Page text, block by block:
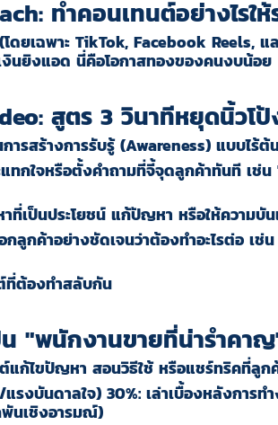
ทำคอนเทนต์อย่างไรใ
ยเฉพาะ TikTok, Facebook Reels,
นยิงแอด นี่คือโอกาสทองของคนงบน้อย
สูตร 3 วินาทีหยุดนิ้วโป้
รสร้างการรับรู้ (Awareness) แบบไร้
ทกใจหรือตั้งคำถามที่จี้จุดลูกค้าทันที เช่
ที่เป็นประโยชน์ แก้ปัญหา หรือให้ความบัน
กลูกค้าอย่างชัดเจนว่าต้องทำอะไรต่อ เช่
ที่ต้องทำสลับกัน
"พนักงานขายที่น่ารำคา
แก้ไขปัญหา สอนวิธีใช้ หรือแชร์ทริคที่ลูกค้
/แรงบันดาลใจ) 30%: เล่าเบื้องหลังการ
นเชิงอารมณ์)